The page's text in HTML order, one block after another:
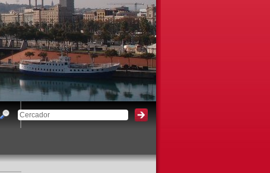
3